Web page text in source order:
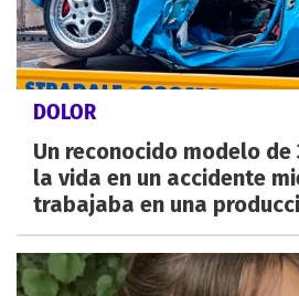
DOLOR
Un reconocido modelo
la vida en un accidente
trabajaba en una